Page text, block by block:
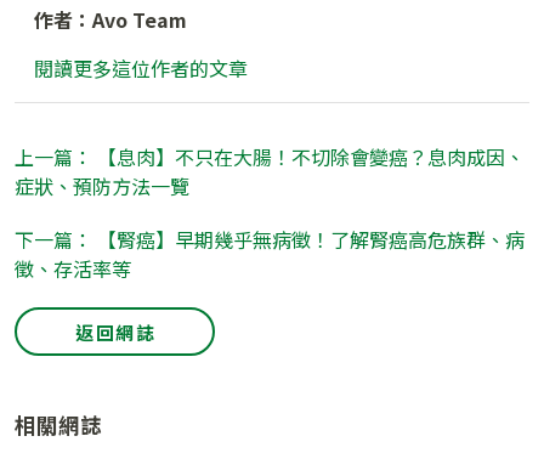
作者：Avo Team
閱讀更多這位作者的文章
上一篇： 【息肉】不只在大腸！不切除會變癌？息肉成因、
症狀、預防方法一覽
下一篇： 【腎癌】早期幾乎無病徵！了解腎癌高危族群、病
徵、存活率等
返回網誌
相關網誌